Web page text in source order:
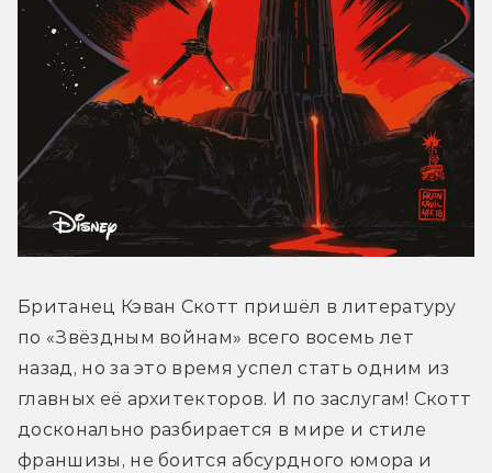
Британец Кэван Скотт пришёл в литературу
по «Звёздным войнам» всего восемь лет
назад, но за это время успел стать одним из
главных её архитекторов. И по заслугам! Скотт
досконально разбирается в мире и стиле
франшизы, не боится абсурдного юмора и